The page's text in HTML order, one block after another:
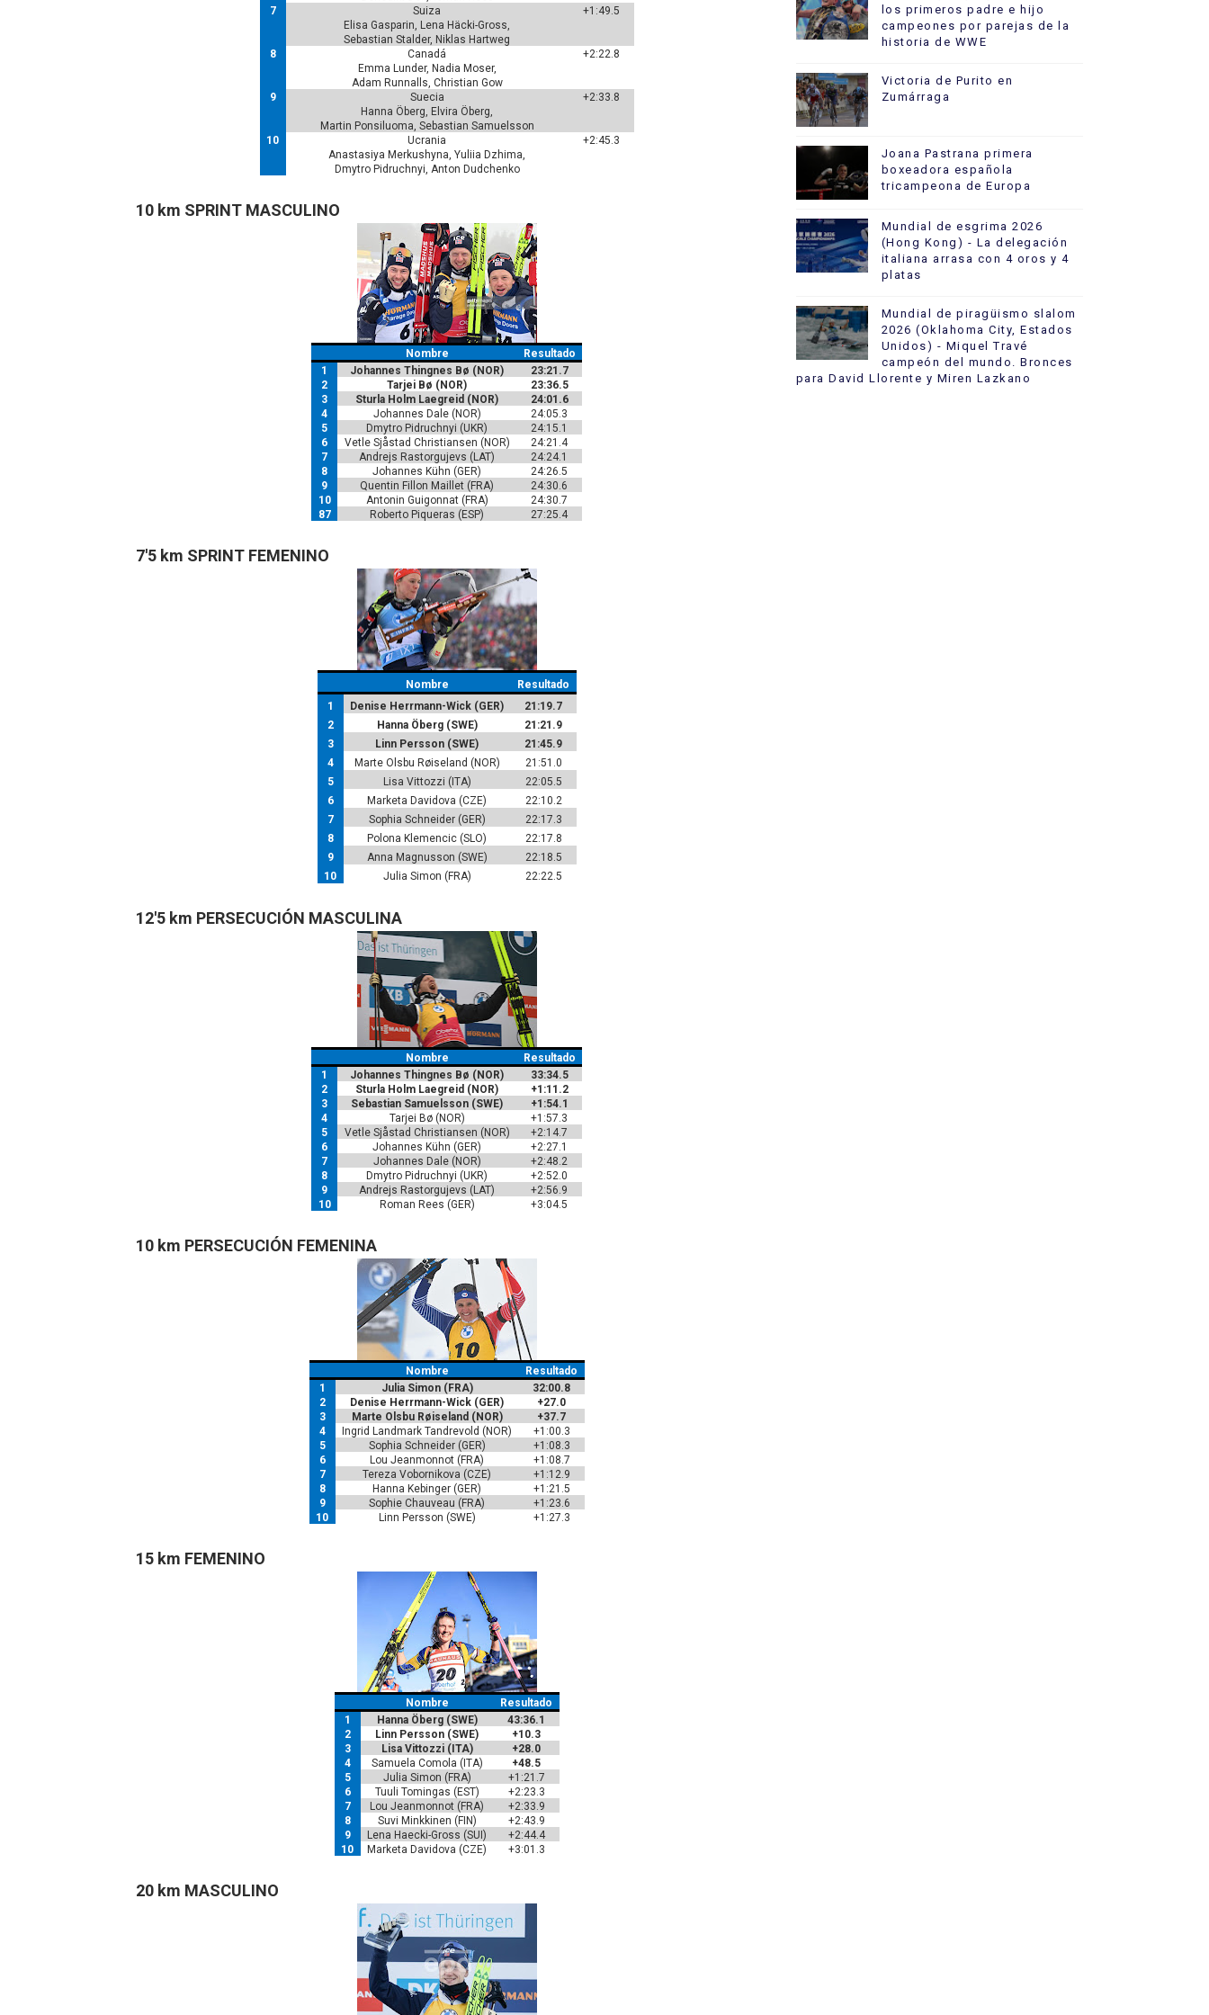
7
Suiza
Elisa Gasparin, Lena Häcki-Gross,
Sebastian Stalder, Niklas Hartweg
+1:49.5
8
Canadá
Emma Lunder, Nadia Moser,
Adam Runnalls, Christian Gow
+2:22.8
9
Suecia
Hanna Öberg, Elvira Öberg,
Martin Ponsiluoma, Sebastian Samuelsson
+2:33.8
10
Ucrania
Anastasiya Merkushyna, Yuliia Dzhima,
Dmytro Pidruchnyi, Anton Dudchenko
+2:45.3
10 km SPRINT MASCULINO
Nombre
Resultado
1
Johannes Thingnes Bø (NOR)
23:21.7
2
Tarjei Bø (NOR)
23:36.5
3
Sturla Holm Laegreid (NOR)
24:01.6
4
Johannes Dale (NOR)
24:05.3
5
Dmytro Pidruchnyi (UKR)
24:15.1
6
Vetle Sjåstad Christiansen (NOR)
24:21.4
7
Andrejs Rastorgujevs (LAT)
24:24.1
8
Johannes Kühn (GER)
24:26.5
9
Quentin Fillon Maillet (FRA)
24:30.6
10
Antonin Guigonnat (FRA)
24:30.7
87
Roberto Piqueras (ESP) 27:25.4
7'5 km SPRINT FEMENINO
Nombre
Resultado
1
Denise Herrmann-Wick (GER)
21:19.7
2
Hanna Öberg (SWE)
21:21.9
3
Linn Persson (SWE)
21:45.9
4
Marte Olsbu Røiseland (NOR)
21:51.0
5
Lisa Vittozzi (ITA)
22:05.5
6
Marketa Davidova (CZE)
22:10.2
7
Sophia Schneider (GER)
22:17.3
8
Polona Klemencic (SLO)
22:17.8
9
Anna Magnusson (SWE)
22:18.5
10
Julia Simon (FRA) 22:22.5
12'5 km PERSECUCIÓN MASCULINA
Nombre
Resultado
1
Johannes Thingnes Bø (NOR)
33:34.5
2
Sturla Holm Laegreid (NOR)
+1:11.2
3
Sebastian Samuelsson (SWE)
+1:54.1
4
Tarjei Bø (NOR)
+1:57.3
5
Vetle Sjåstad Christiansen (NOR)
+2:14.7
6
Johannes Kühn (GER)
+2:27.1
7
Johannes Dale (NOR)
+2:48.2
8
Dmytro Pidruchnyi (UKR)
+2:52.0
9
Andrejs Rastorgujevs (LAT)
+2:56.9
10
Roman Rees (GER) +3:04.5
10 km PERSECUCIÓN FEMENINA
Nombre
Resultado
1
Julia Simon (FRA)
32:00.8
2
Denise Herrmann-Wick (GER)
+27.0
3
Marte Olsbu Røiseland (NOR)
+37.7
4
Ingrid Landmark Tandrevold (NOR)
+1:00.3
5
Sophia Schneider (GER)
+1:08.3
6
Lou Jeanmonnot (FRA)
+1:08.7
7
Tereza Vobornikova (CZE)
+1:12.9
8
Hanna Kebinger (GER)
+1:21.5
9
Sophie Chauveau (FRA)
+1:23.6
10
Linn Persson (SWE) +1:27.3
15 km FEMENINO
Nombre
Resultado
1
Hanna Öberg (SWE)
43:36.1
2
Linn Persson (SWE)
+10.3
3
Lisa Vittozzi (ITA)
+28.0
4
Samuela Comola (ITA)
+48.5
5
Julia Simon (FRA)
+1:21.7
6
Tuuli Tomingas (EST)
+2:23.3
7
Lou Jeanmonnot (FRA)
+2:33.9
8
Suvi Minkkinen (FIN)
+2:43.9
9
Lena Haecki-Gross (SUI)
+2:44.4
10
Marketa Davidova (CZE) +3:01.3
20 km MASCULINO
los primeros padre e hijo
campeones por parejas de la
historia de WWE
Victoria de Purito en
Zumárraga
Joana Pastrana primera
boxeadora española
tricampeona de Europa
Mundial de esgrima 2026
(Hong Kong) - La delegación
italiana arrasa con 4 oros y 4
platas
Mundial de piragüismo slalom
2026 (Oklahoma City, Estados
Unidos) - Miquel Travé
campeón del mundo. Bronces
para David Llorente y Miren Lazkano